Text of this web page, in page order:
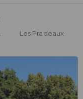
Les Pradeaux